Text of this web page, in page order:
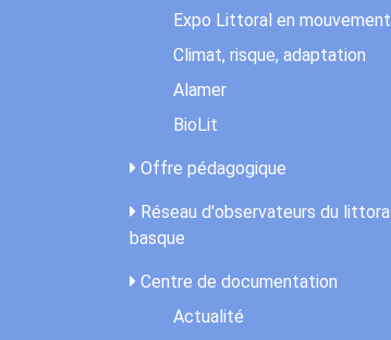
Expo Littoral en mouvement
Climat, risque, adaptation
Alamer
BioLit
Offre pédagogique
Réseau d'observateurs du littoral
basque
Centre de documentation
Actualité